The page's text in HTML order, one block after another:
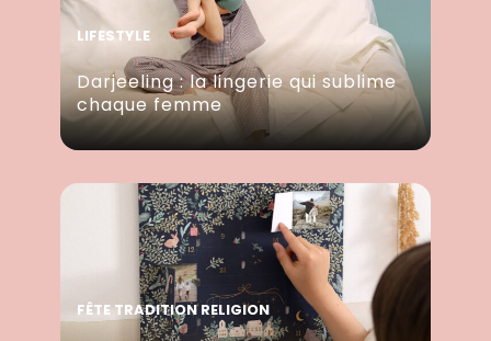
LIFESTYLE
Darjeeling : la lingerie qui sublime
chaque femme
FÊTE TRADITION RELIGION